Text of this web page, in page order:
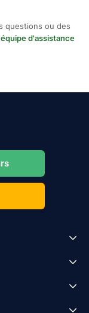
questions ou des
d'assistance